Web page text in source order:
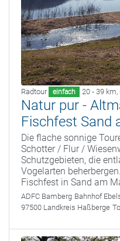
Radtour einfach 20 - 39 km,
Natur pur -
Fischfest Sand
Die flache sonnige
Schotter / Flur /
Schutzgebieten, die
Vogelarten
Fischfest in Sand am
ADFC Bamberg Bahnhof
97500 Landkreis Haßberge